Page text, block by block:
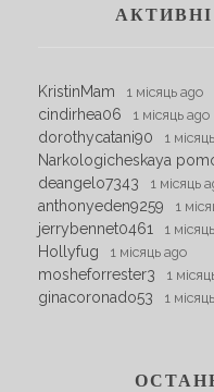
KristinMam 1 місяць ago
cindirhea06 1 місяць ago
dorothycatani90 1
Narkologicheskaya
deangelo7343 1 місяць
anthonyeden9259 1
jerrybennet0461 1
Hollyfug 1 місяць ago
mosheforrester3 1
ginacoronado53 1